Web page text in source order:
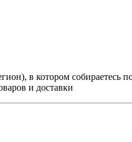
в котором собираетесь
и доставки